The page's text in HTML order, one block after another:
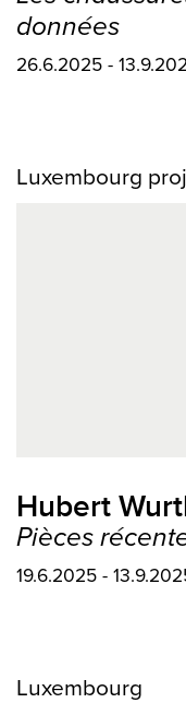
données
26.6.2025 -
Luxembourg
Hubert
Pièces
19.6.2025 -
Luxembourg